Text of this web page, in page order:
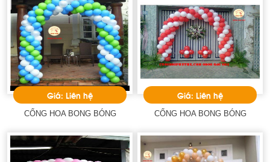
Giá: Liên hệ
CỔNG HOA BONG BÓNG
Giá: Liên hệ
CỔNG HOA BONG BÓNG